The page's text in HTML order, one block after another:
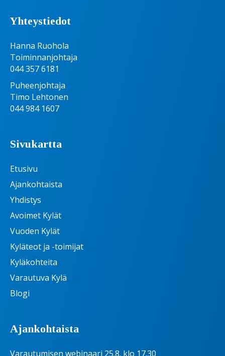
Yhteystiedot
Hanna Ruohola
Toiminnanjohtaja
044 357 6181
Puheenjohtaja
Timo Lehtonen
044 984 1607
Sivukartta
Etusivu
Ajankohtaista
Yhdistys
Avoimet Kylät
Vuoden Kylät
Kyläteot ja -toimijat
Kyläkohteita
Varautuva Kylä
Blogi
Ajankohtaista
Varautumisen webinaari 25.8. klo 17.30